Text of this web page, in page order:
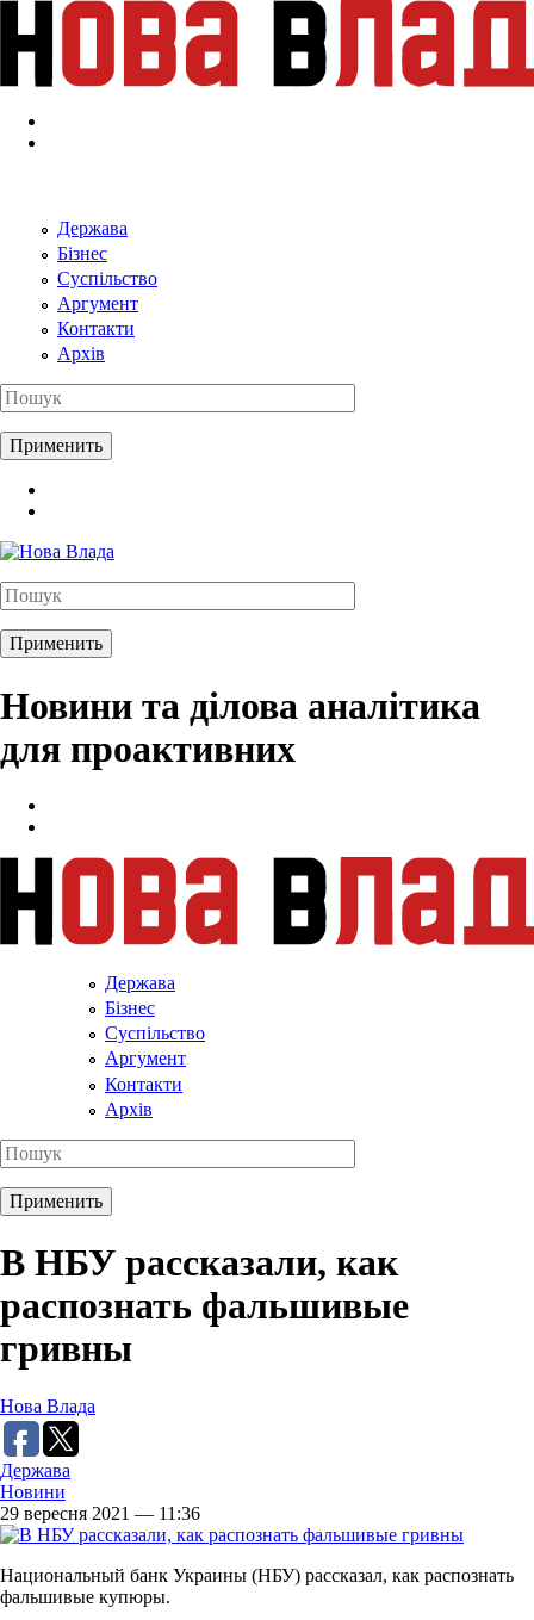
Перейти к основному содержанию
Держава
Бізнес
Суспільство
Аргумент
Контакти
Архів
Новини та ділова аналітика
для проактивних
Держава
Бізнес
Суспільство
Аргумент
Контакти
Архів
В НБУ рассказали, как
распознать фальшивые
гривны
Нова Влада
Держава
Новини
29 вересня 2021 — 11:36
Национальный банк Украины (НБУ) рассказал, как распознать
фальшивые купюры.